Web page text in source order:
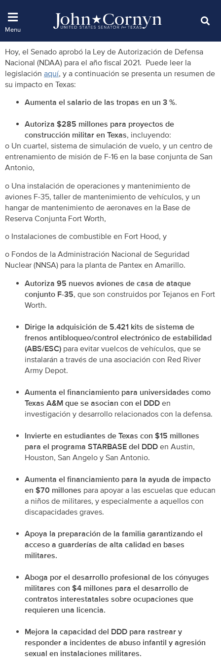
Hoy, el Senado aprobó la Ley de Autorización de Defensa
Nacional (NDAA) para el año fiscal 2021. Puede leer la
legislación aquí, y a continuación se presenta un resumen de
su impacto en Texas:
Aumenta el salario de las tropas en un 3 %.
Autoriza $285 millones para proyectos de
construcción militar en Texas, incluyendo:
o Un cuartel, sistema de simulación de vuelo, y un centro de
entrenamiento de misión de F-16 en la base conjunta de San
Antonio,
o Una instalación de operaciones y mantenimiento de
aviones F-35, taller de mantenimiento de vehículos, y un
hangar de mantenimiento de aeronaves en la Base de
Reserva Conjunta Fort Worth,
o Instalaciones de combustible en Fort Hood, y
o Fondos de la Administración Nacional de Seguridad
Nuclear (NNSA) para la planta de Pantex en Amarillo.
Autoriza 95 nuevos aviones de casa de ataque
conjunto F-35, que son construidos por Tejanos en Fort
Worth.
Dirige la adquisición de 5.421 kits de sistema de
frenos antibloqueo/control electrónico de estabilidad
(ABS/ESC) para evitar vuelcos de vehículos, que se
instalarán a través de una asociación con Red River
Army Depot.
Aumenta el financiamiento para universidades como
Texas A&M que se asocian con el DDD en
investigación y desarrollo relacionados con la defensa.
Invierte en estudiantes de Texas con $15 millones
para el programa STARBASE del DDD en Austin,
Houston, San Angelo y San Antonio.
Aumenta el financiamiento para la ayuda de impacto
en $70 millones para apoyar a las escuelas que educan
a niños de militares, y especialmente a aquellos con
discapacidades graves.
Apoya la preparación de la familia garantizando el
acceso a guarderías de alta calidad en bases
militares.
Aboga por el desarrollo profesional de los cónyuges
militares con $4 millones para el desarrollo de
contratos interestatales sobre ocupaciones que
requieren una licencia.
Mejora la capacidad del DDD para rastrear y
responder a incidentes de abuso infantil y agresión
sexual en instalaciones militares.